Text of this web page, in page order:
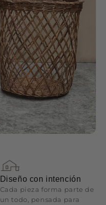
Diseño con intención
Cada pieza forma parte de
un todo, pensada para